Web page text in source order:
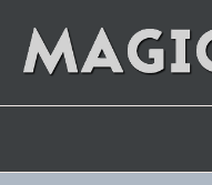
content